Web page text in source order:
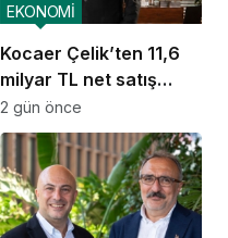
Kocaer Çelik’ten 11,6
milyar TL net satış
geliri
EKONOMİ
2 gün önce